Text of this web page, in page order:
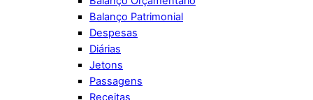
Balanço Patrimonial
Despesas
Diárias
Jetons
Passagens
Receitas